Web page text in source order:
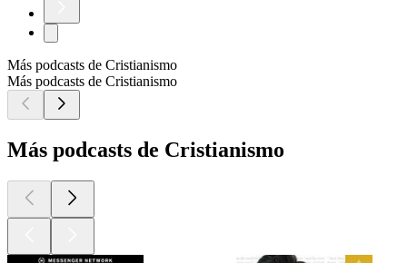
Más podcasts de Cristianismo
Más podcasts de Cristianismo
Más podcasts de Cristianismo